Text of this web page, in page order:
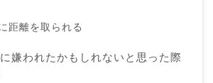
距離を取られる
嫌われたかもしれないと思った際